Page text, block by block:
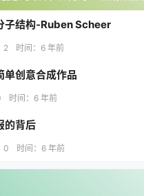
子结构-Ruben Scheer
2 时间： 6 年前
单创意合成作品
时间： 6 年前
的背后
0 时间： 6 年前